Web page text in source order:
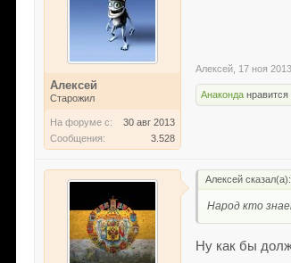
Алексей
Старожил
На форуме с:
30 авг 2013
Сообщения:
3.528
Алексей 17 ноя 2013
Анаконда нравится
Алексей сказал(а):
Народ кто
Ну как бы